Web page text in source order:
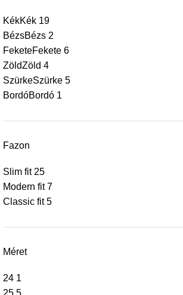
KékKék 19
BézsBézs 2
FeketeFekete 6
ZöldZöld 4
SzürkeSzürke 5
BordóBordó 1
Fazon
Slim fit 25
Modern fit 7
Classic fit 5
Méret
24 1
25 5